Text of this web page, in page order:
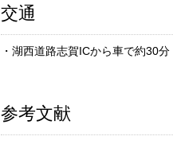
交通
・湖西道路志賀ICから車で約30分
参考文献